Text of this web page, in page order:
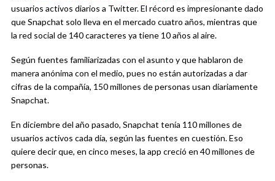
usuarios activos diarios a Twitter. El récord es impresionante dado
que Snapchat solo lleva en el mercado cuatro años, mientras que
la red social de 140 caracteres ya tiene 10 años al aire.
Según fuentes familiarizadas con el asunto y que hablaron de
manera anónima con el medio, pues no están autorizadas a dar
cifras de la compañía, 150 millones de personas usan diariamente
Snapchat.
En diciembre del año pasado, Snapchat tenía 110 millones de
usuarios activos cada día, según las fuentes en cuestión. Eso
quiere decir que, en cinco meses, la app creció en 40 millones de
personas.